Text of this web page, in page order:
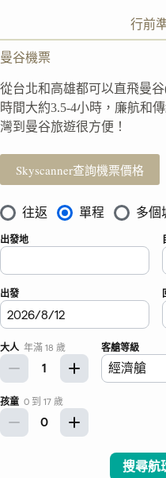
行前
曼谷機票
從台北和高雄都可以直飛曼
時間大約3.5-4小時，廉航和
灣到曼谷旅遊很方便！
Skyscanner查詢機票價格